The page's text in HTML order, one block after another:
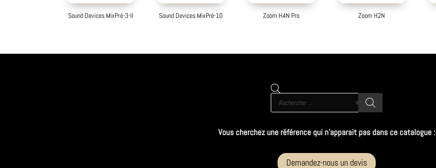
Sound Devices MixPré-3-II Sound Devices MixPré-10 Zoom H4N Pro Zoom H2N
Recherche
produits
Vous cherchez une référence qui n’apparait pas dans ce catalogue :
Demandez-nous un devis